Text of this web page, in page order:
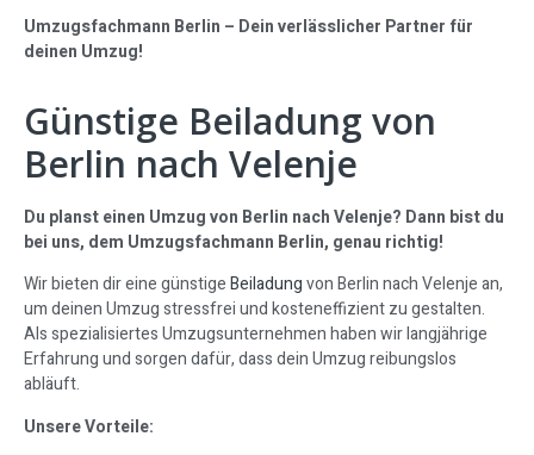
Umzugsfachmann Berlin – Dein verlässlicher Partner für
deinen Umzug!
Günstige Beiladung von
Berlin nach Velenje
Du planst einen Umzug von Berlin nach Velenje? Dann bist du
bei uns, dem Umzugsfachmann Berlin, genau richtig!
Wir bieten dir eine günstigeBeiladungvon Berlin nach Velenje an,
um deinen Umzug stressfrei und kosteneffizient zu gestalten.
Als spezialisiertes Umzugsunternehmen haben wir langjährige
Erfahrung und sorgen dafür, dass dein Umzug reibungslos
abläuft.
Unsere Vorteile: